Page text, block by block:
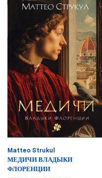
Matteo Strukul
МЕДИЧИ ВЛАДЫКИ
ФЛОРЕНЦИИ